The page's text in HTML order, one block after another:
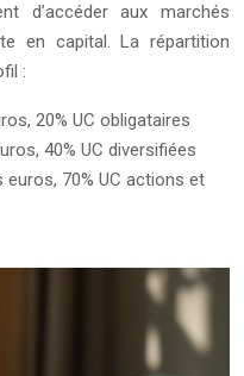
d’accéder aux marchés
en capital. La répartition
:
20% UC obligataires
40% UC diversifiées
euros, 70% UC actions et